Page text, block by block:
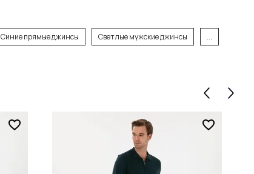
Синие прямые джинсы Светлые мужские джинсы ...